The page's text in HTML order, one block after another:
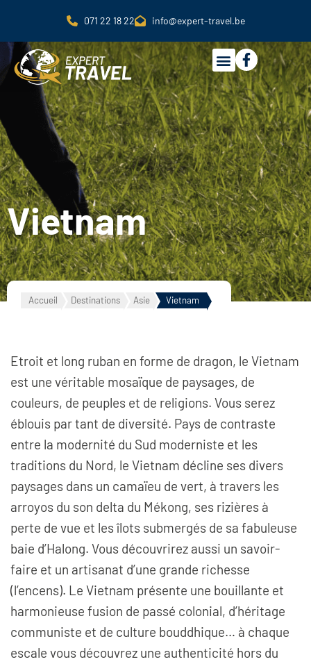
071 22 18 22 info@expert-travel.be
Vietnam
Accueil Destinations Asie Vietnam
Etroit et long ruban en forme de dragon, le Vietnam
est une véritable mosaïque de paysages, de
couleurs, de peuples et de religions. Vous serez
éblouis par tant de diversité. Pays de contraste
entre la modernité du Sud moderniste et les
traditions du Nord, le Vietnam décline ses divers
paysages dans un camaïeu de vert, à travers les
arroyos du son delta du Mékong, ses rizières à
perte de vue et les îlots submergés de sa fabuleuse
baie d’Halong. Vous découvrirez aussi un savoir-
faire et un artisanat d’une grande richesse
(l’encens). Le Vietnam présente une bouillante et
harmonieuse fusion de passé colonial, d’héritage
communiste et de culture bouddhique… à chaque
escale vous découvrez une authenticité hors du